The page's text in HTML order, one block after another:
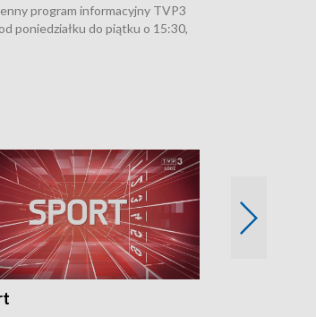
program informacyjny TVP3
poniedziałku do piątku o 15:30,